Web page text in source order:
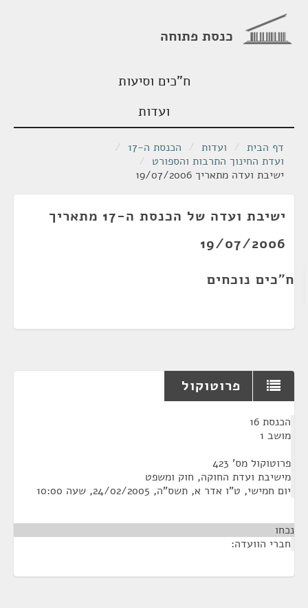
כנסת פתוחה
ח"כים וסיעות
ועדות
דף הבית / ועדות / הכנסת ה-17
/
ועדת החינוך התרבות והספורט /
ישיבת ועדה מתאריך 19/07/2006
ישיבת ועדה של הכנסת ה-17 מתאריך
19/07/2006
ח"כים נוכחים
פרוטוקול
הכנסת 16
מושב 1
פרוטוקול מס' 423
מישיבת ועדת החוקה, חוק ומשפט
יום חמישי, ט"ו אדר א, תשס"ה, 24/02/2005, שעה 10:00
נכחו
חברי הוועדה: